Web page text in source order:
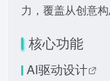
力，覆盖从创意
核心功能
AI驱动设计